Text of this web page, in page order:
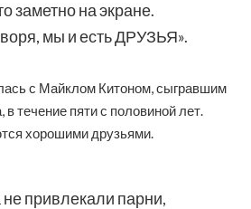
заметно на экране.
мы и есть ДРУЗЬЯ».
с Майклом Китоном, сыгравшим
в течение пяти с половиной лет.
хорошими друзьями.
привлекали парни,